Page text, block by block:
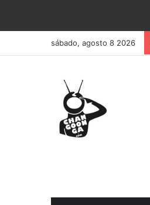
sábado, agosto 8 2026